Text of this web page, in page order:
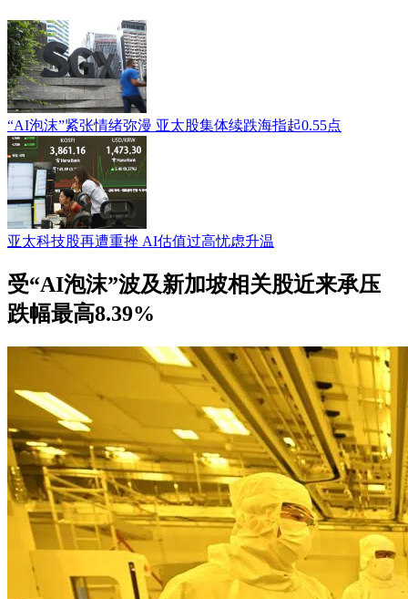
“AI泡沫”紧张情绪弥漫 亚太股集体续跌海指起0.55点
亚太科技股再遭重挫 AI估值过高忧虑升温
受“AI泡沫”波及新加坡相关股近来承压
跌幅最高8.39%